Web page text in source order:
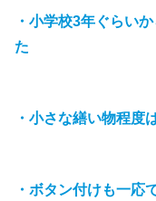
・小学校3年ぐらい
た
・小さな繕い物程度
・ボタン付けも一応